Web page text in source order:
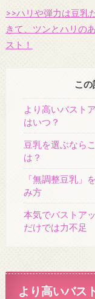
>>ハリや弾力は豆乳
きて、ツンとハリの
スト！
この
より高いバスト
はいつ？
豆乳を選ぶなら
は？
「無調整豆乳」
み方
本気でバストア
だけでは力不足
より高いバス